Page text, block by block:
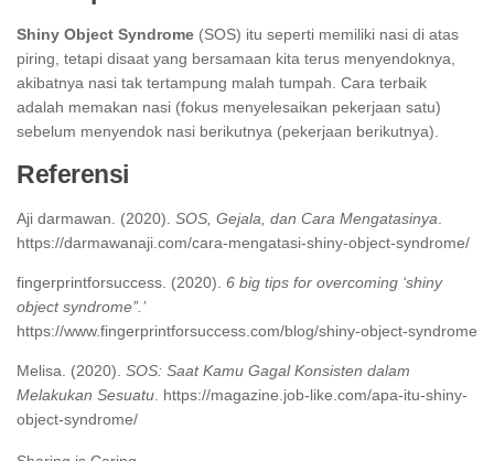
Shiny Object Syndrome (SOS) itu seperti memiliki nasi di atas
piring, tetapi disaat yang bersamaan kita terus menyendoknya,
akibatnya nasi tak tertampung malah tumpah. Cara terbaik
adalah memakan nasi (fokus menyelesaikan pekerjaan satu)
sebelum menyendok nasi berikutnya (pekerjaan berikutnya).
Referensi
Aji darmawan. (2020). SOS , Gejala, dan Cara Mengatasinya
https://darmawanaji.com/cara-mengatasi-shiny-object-syndrome/
fingerprintforsuccess. (2020). 6 big tips for overcoming ‘shiny
object syndrome’’.’
https://www.fingerprintforsuccess.com/blog/shiny-object-syndrome
Melisa. (2020). SOS: Saat Kamu Gagal Konsisten dalam
Melakukan Sesuatu . https://magazine.job-like.com/apa-itu-shiny-
object-syndrome/